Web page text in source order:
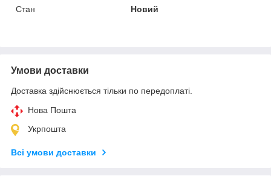
Стан
Новий
Умови доставки
Доставка здійснюється тільки по передоплаті.
Нова Пошта
Укрпошта
Всі умови доставки